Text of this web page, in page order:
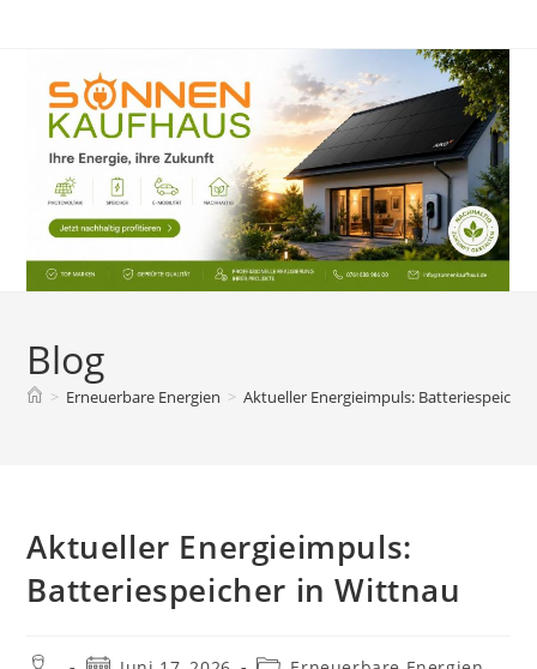
Blog
> Erneuerbare Energien > Aktueller Energieimpuls:
Aktueller Energieimpuls:
Batteriespeicher in Wittnau